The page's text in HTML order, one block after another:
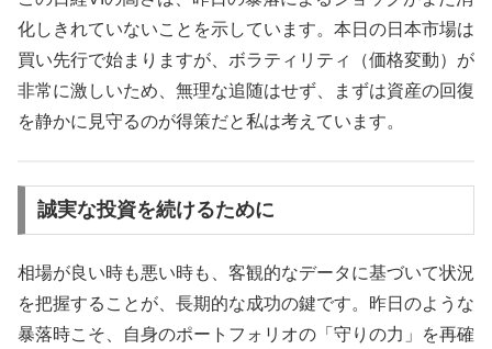
化しきれていないことを示しています。本日の日本市場は
買い先行で始まりますが、ボラティリティ（価格変動）が
非常に激しいため、無理な追随はせず、まずは資産の回復
を静かに見守るのが得策だと私は考えています。
誠実な投資を続けるために
相場が良い時も悪い時も、客観的なデータに基づいて状況
を把握することが、長期的な成功の鍵です。昨日のような
暴落時こそ、自身のポートフォリオの「守りの力」を再確